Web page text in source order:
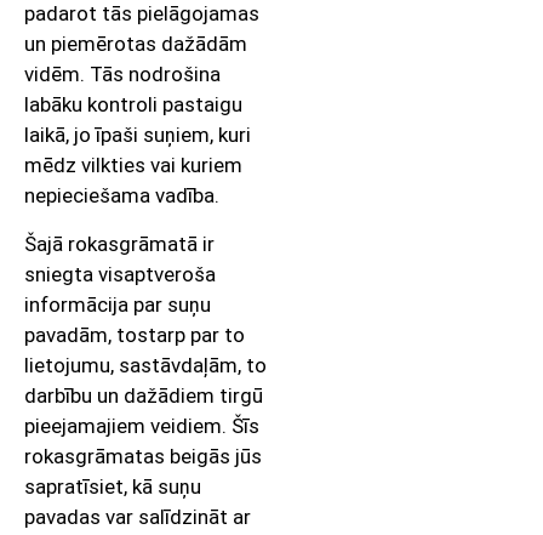
padarot tās pielāgojamas
un piemērotas dažādām
vidēm. Tās nodrošina
labāku kontroli pastaigu
laikā, jo īpaši suņiem, kuri
mēdz vilkties vai kuriem
nepieciešama vadība.
Šajā rokasgrāmatā ir
sniegta visaptveroša
informācija par suņu
pavadām, tostarp par to
lietojumu, sastāvdaļām, to
darbību un dažādiem tirgū
pieejamajiem veidiem. Šīs
rokasgrāmatas beigās jūs
sapratīsiet, kā suņu
pavadas var salīdzināt ar